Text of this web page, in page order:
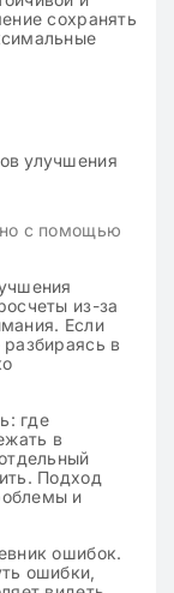
сохранять
с помощью
из-за
Если
в
где
в
Подход
и
ошибок.
ошибки,